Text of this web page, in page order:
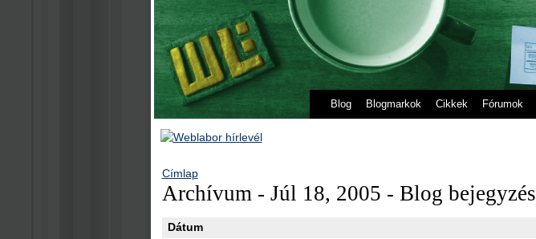
Blog Blogmarkok Cikkek Fórumok
Címlap
Archívum - Júl 18, 2005 - Blog bejegyzés
Dátum